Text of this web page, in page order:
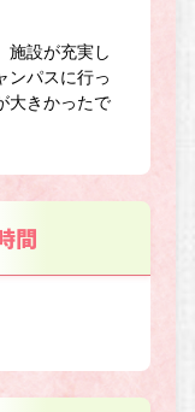
施設が充実し
ンパスに行っ
大きかったで
間